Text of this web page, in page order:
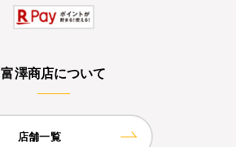
富澤商店について
店舗一覧